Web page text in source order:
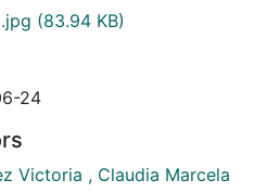
(83.94 KB)
24
Victoria , Claudia Marcela